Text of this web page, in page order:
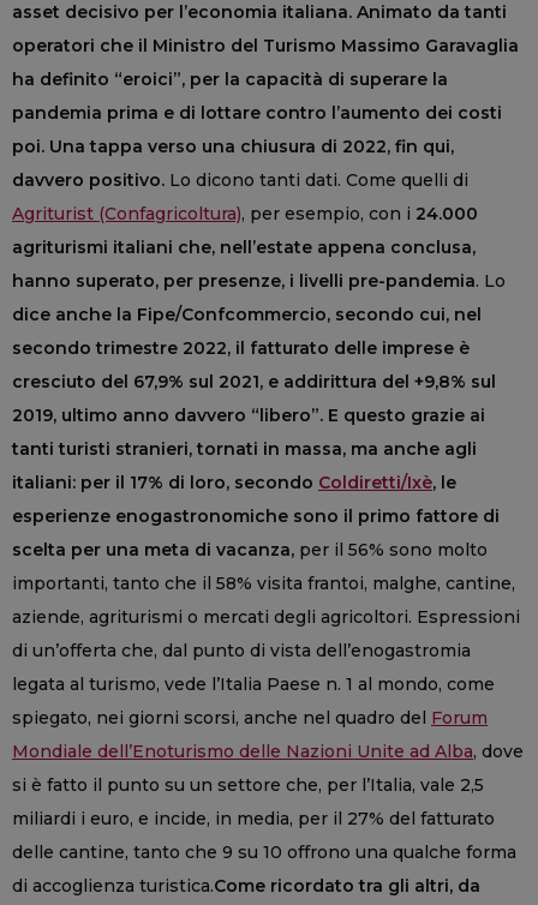
asset decisivo per l’economia italiana. Animato da tanti
operatori che il Ministro del Turismo Massimo Garavaglia
ha definito “eroici”, per la capacità di superare la
pandemia prima e di lottare contro l’aumento dei costi
poi. Una tappa verso una chiusura di 2022, fin qui,
davvero positivo. Lo dicono tanti dati. Come quelli di
Agriturist (Confagricoltura), per esempio, con i 24.000
agriturismi italiani che, nell’estate appena conclusa,
hanno superato, per presenze, i livelli pre-pandemia. Lo
dice anche la Fipe/Confcommercio, secondo cui, nel
secondo trimestre 2022, il fatturato delle imprese è
cresciuto del 67,9% sul 2021, e addirittura del +9,8% sul
2019, ultimo anno davvero “libero”. E questo grazie ai
tanti turisti stranieri, tornati in massa, ma anche agli
italiani: per il 17% di loro, secondo Coldiretti/Ixè, le
esperienze enogastronomiche sono il primo fattore di
scelta per una meta di vacanza, per il 56% sono molto
importanti, tanto che il 58% visita frantoi, malghe, cantine,
aziende, agriturismi o mercati degli agricoltori. Espressioni
di un’offerta che, dal punto di vista dell’enogastromia
legata al turismo, vede l’Italia Paese n. 1 al mondo, come
spiegato, nei giorni scorsi, anche nel quadro del Forum
Mondiale dell’Enoturismo delle Nazioni Unite ad Alba, dove
si è fatto il punto su un settore che, per l’Italia, vale 2,5
miliardi i euro, e incide, in media, per il 27% del fatturato
delle cantine, tanto che 9 su 10 offrono una qualche forma
di accoglienza turistica.Come ricordato tra gli altri, da